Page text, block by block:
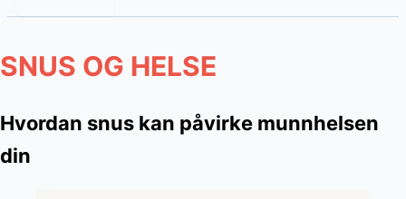
SNUS OG HELSE
Hvordan snus kan påvirke munnhelsen
din